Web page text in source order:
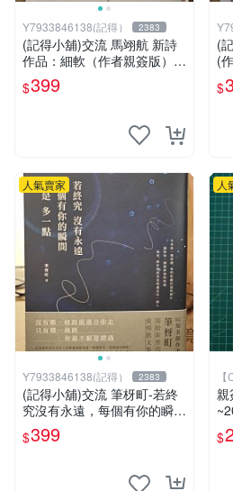
Y7933846138(記得） 2383
(記得小舖)交流 馬翊航 新詩
作品：細軟（作者親簽版）全
新 換張景嵐成語蕎張艾亞辜
莞允鄭家純等簽名寫真書
$399
(
(
簽
$
人氣賣家
Y7933846138(記得） 2383
(記得小舖)交流 筆枒町-若終
究沒有永遠，每個有你的瞬間
都是多一點【限量作者親簽
版】換張景嵐成語蕎辜莞允等
$399
人
元
親
文
$